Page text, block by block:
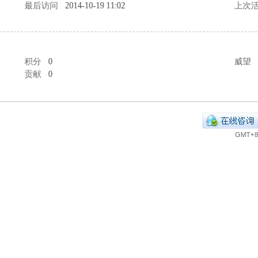
最后访问 2014-10-19 11:02 上次
积分 0 威望
贡献 0